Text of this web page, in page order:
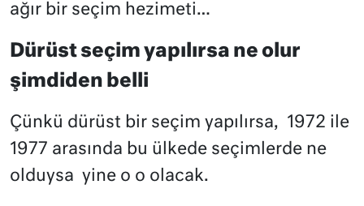
ağır bir seçim hezimeti…
Dürüst seçim yapılırsa ne olur
şimdiden belli
Çünkü dürüst bir seçim yapılırsa, 1972 ile
1977 arasında bu ülkede seçimlerde ne
olduysa yine o o olacak.